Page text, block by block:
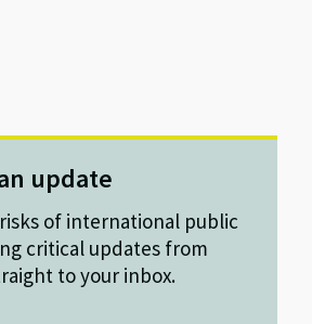
update
of international public
critical updates from
to your inbox.